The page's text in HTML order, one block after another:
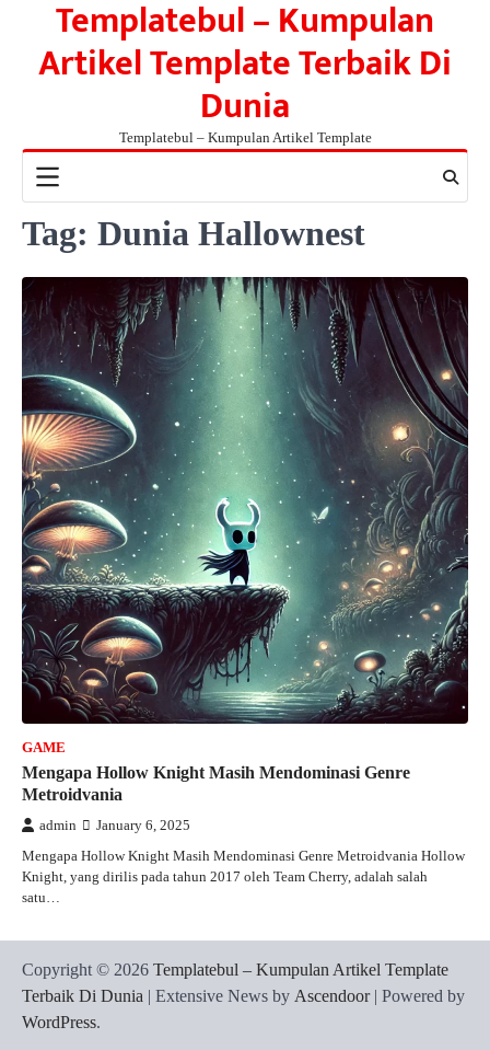
content
Templatebul – Kumpulan
Artikel Template Terbaik Di
Dunia
Templatebul – Kumpulan Artikel Template
Tag: Dunia Hallownest
GAME
Mengapa Hollow Knight Masih Mendominasi Genre
Metroidvania
admin January 6, 2025
Mengapa Hollow Knight Masih Mendominasi Genre Metroidvania Hollow
Knight, yang dirilis pada tahun 2017 oleh Team Cherry, adalah salah
satu…
Copyright © 2026 Templatebul – Kumpulan Artikel Template
Terbaik Di Dunia | Extensive News by Ascendoor| Powered by
WordPress.